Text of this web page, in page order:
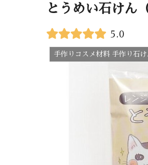
とうめい石けん
5.0